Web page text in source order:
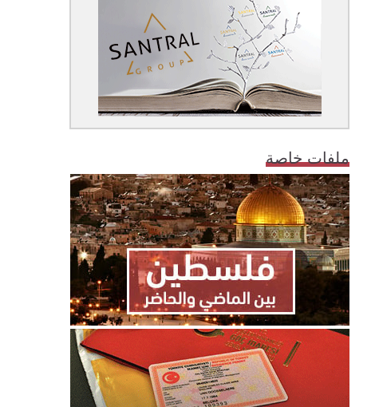
ملفات خاصة